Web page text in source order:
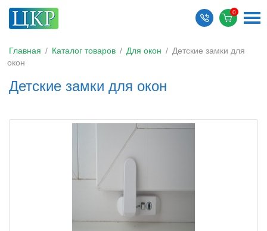
Главная / Каталог товаров / Для окон / Детские замки для
окон
Детские замки для окон